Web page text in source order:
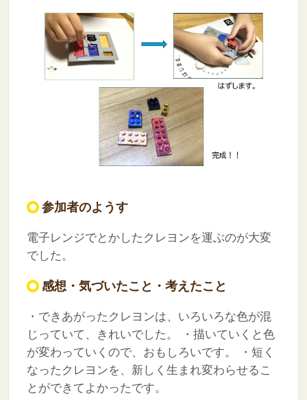
参加者のようす
電子レンジでとかしたクレヨンを運ぶのが大変
でした。
感想・気づいたこと・考えたこと
・できあがったクレヨンは、いろいろな色が混
じっていて、きれいでした。
・描いていくと色
が変わっていくので、おもしろいです。
・短く
なったクレヨンを、新しく生まれ変わらせるこ
とができてよかったです。